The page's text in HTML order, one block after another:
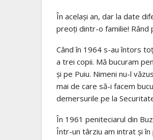
În același an, dar la date
preoți dintr-o familie! Rând
Când în 1964 s-au întors
a trei copii. Mă bucuram
și pe Puiu. Nimeni nu-l
mai de care să-i facem
demersurile pe la
În 1961 peniteciarul din
Într-un târziu am intrat și în